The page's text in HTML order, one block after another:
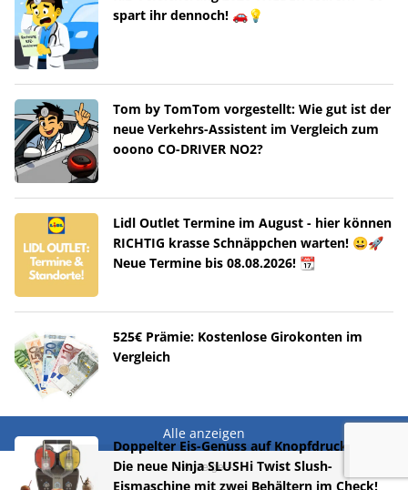
spart ihr dennoch! 🚗💡
Tom by TomTom vorgestellt: Wie gut ist der
neue Verkehrs-Assistent im Vergleich zum
ooono CO-DRIVER NO2?
Lidl Outlet Termine im August - hier können
RICHTIG krasse Schnäppchen warten! 😀🚀
Neue Termine bis 08.08.2026! 📆
525€ Prämie: Kostenlose Girokonten im
Vergleich
Alle anzeigen
Doppelter Eis-Genuss auf Knopfdruck! 🍹
Die neue Ninja SLUSHi Twist Slush-
Eismaschine mit zwei Behältern im Check!